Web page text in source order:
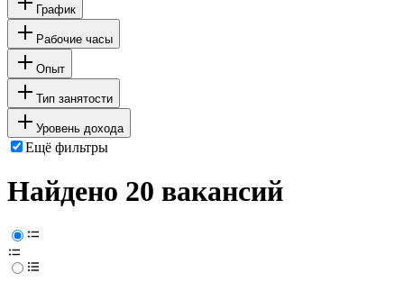
График
Рабочие часы
Опыт
Тип занятости
Уровень дохода
Ещё фильтры
Найдено 20 вакансий